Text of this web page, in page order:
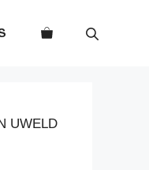
UWELD